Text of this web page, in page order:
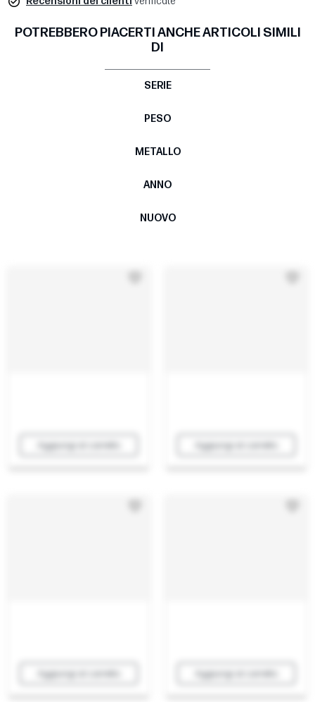
POTREBBERO PIACERTI ANCHE ARTICOLI SIMILI
DI
SERIE
PESO
METALLO
ANNO
NUOVO
Aggiungi al carrello Aggiungi al carrello
Aggiungi al carrello Aggiungi al carrello